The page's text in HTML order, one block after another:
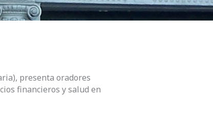
presenta oradores
financieros y salud en